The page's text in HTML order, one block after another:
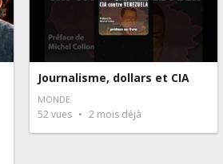
Journalisme, dollars et CIA
MONDE
52vues 2 mois déjà